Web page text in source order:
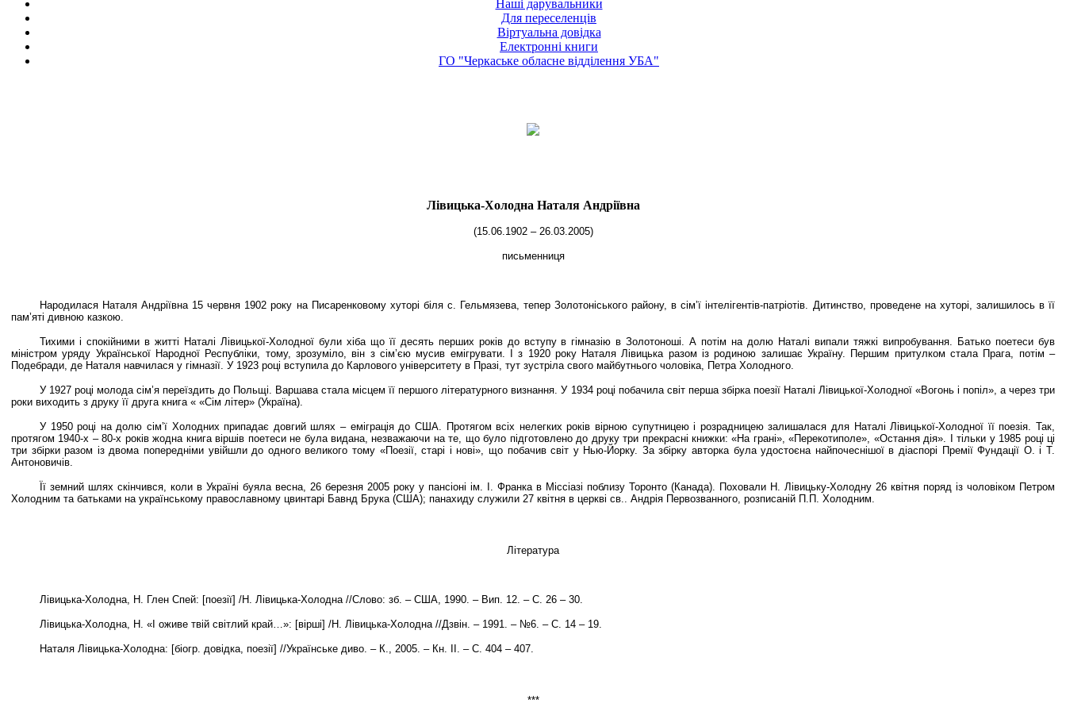
Наші дарувальники
Для переселенців
Віртуальна довідка
Електронні книги
ГО "Черкаське обласне відділення УБА"
Лівицька-Холодна Наталя Андріївна
(15.06.1902 – 26.03.2005)
письменниця
Народилася Наталя Андріївна 15 червня 1902 року на Писаренковому хуторі біля с. Гельмязева, тепер Золотоніського району, в сім’ї інтелігентів-патріотів. Дитинство, проведене на хуторі, залишилось в її
пам’яті дивною казкою.
Тихими і спокійними в житті Наталі Лівицької-Холодної були хіба що її десять перших років до вступу в гімназію в Золотоноші. А потім на долю Наталі випали тяжкі випробування. Батько поетеси був
міністром уряду Української Народної Республіки, тому, зрозуміло, він з сім’єю мусив емігрувати. І з 1920 року Наталя Лівицька разом із родиною залишає Україну. Першим притулком стала Прага, потім –
Подебради, де Наталя навчилася у гімназії. У 1923 році вступила до Карлового університету в Празі, тут зустріла свого майбутнього чоловіка, Петра Холодного.
У 1927 році молода сім’я переїздить до Польщі. Варшава стала місцем її першого літературного визнання. У 1934 році побачила світ перша збірка поезії Наталі Лівицької-Холодної «Вогонь і попіл», а через три
роки виходить з друку її друга книга « «Сім літер» (Україна).
У 1950 році на долю сім’ї Холодних припадає довгий шлях – еміграція до США. Протягом всіх нелегких років вірною супутницею і розрадницею залишалася для Наталі Лівицької-Холодної її поезія. Так,
протягом 1940-х – 80-х років жодна книга віршів поетеси не була видана, незважаючи на те, що було підготовлено до друку три прекрасні книжки: «На грані», «Перекотиполе», «Остання дія». І тільки у 1985 році ці
три збірки разом із двома попередніми увійшли до одного великого тому «Поезії, старі і нові», що побачив світ у Нью-Йорку. За збірку авторка була удостоєна найпочеснішої в діаспорі Премії Фундації О. і Т.
Антоновичів.
Її земний шлях скінчився, коли в Україні буяла весна, 26 березня 2005 року у пансіоні ім. І. Франка в Міссіазі поблизу Торонто (Канада). Поховали Н. Лівицьку-Холодну 26 квітня поряд із чоловіком Петром
Холодним та батьками на українському православному цвинтарі Бавнд Брука (США); панахиду служили 27 квітня в церкві св.. Андрія Первозванного, розписаній П.П. Холодним.
Література
Лівицька-Холодна, Н. Глен Спей: [поезії] /Н. Лівицька-Холодна //Слово: зб. – США, 1990. – Вип. 12. – С. 26 – 30.
Лівицька-Холодна, Н. «І оживе твій світлий край…»: [вірші] /Н. Лівицька-Холодна //Дзвін. – 1991. – №6. – С. 14 – 19.
Наталя Лівицька-Холодна: [біогр. довідка, поезії] //Українське диво. – К., 2005. – Кн. ІІ. – С. 404 – 407.
***